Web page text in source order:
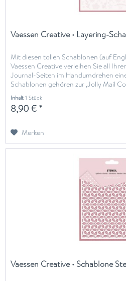
Vaessen Creative • Layering-
Mit diesen tollen Schablonen (auf
Vaessen Creative verleihen Sie all
Journal-Seiten im Handumdrehen
Schablonen gehören zur ‚Jolly Mail
Inhalt1 Stück
8,90 € *
Merken
Vaessen Creative • Schablone